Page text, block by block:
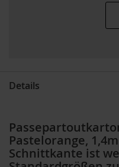
Details
Pastelorange,
Schnittkante ist